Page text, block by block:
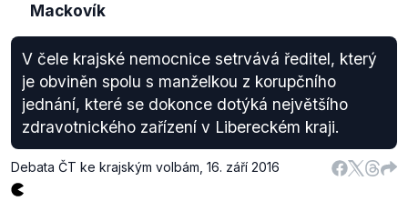
Mackovík
V čele krajské nemocnice setrvává ředitel, který
je obviněn spolu s manželkou z korupčního
jednání, které se dokonce dotýká největšího
zdravotnického zařízení v Libereckém kraji.
Debata ČT ke krajským volbám 16. září 2016